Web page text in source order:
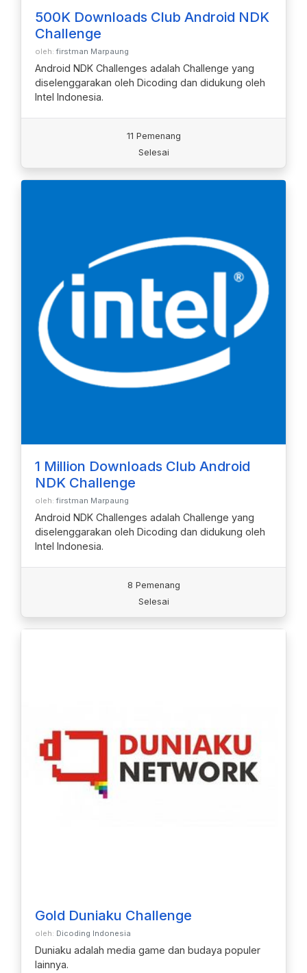
500K Downloads Club Android NDK
Challenge
oleh:firstman Marpaung
Android NDK Challenges adalah Challenge yang
diselenggarakan oleh Dicoding dan didukung oleh
Intel Indonesia.
11 Pemenang
Selesai
1 Million Downloads Club Android
NDK Challenge
oleh:firstman Marpaung
Android NDK Challenges adalah Challenge yang
diselenggarakan oleh Dicoding dan didukung oleh
Intel Indonesia.
8 Pemenang
Selesai
Gold Duniaku Challenge
oleh: Dicoding Indonesia
Duniaku adalah media game dan budaya populer
lainnya.